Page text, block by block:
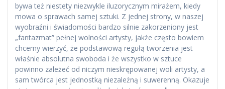
bywa też niestety niezwykle iluzorycznym mirażem, kiedy
mowa o sprawach samej sztuki. Z jednej strony, w naszej
wyobraźni i świadomości bardzo silnie zakorzeniony jest
„fantazmat” pełnej wolności artysty, jakże często bowiem
chcemy wierzyć, że podstawową regułą tworzenia jest
właśnie absolutna swoboda i że wszystko w sztuce
powinno zależeć od niczym nieskrępowanej woli artysty, a
sam twórca jest jednostką niezależną i suwerenną. Okazuje